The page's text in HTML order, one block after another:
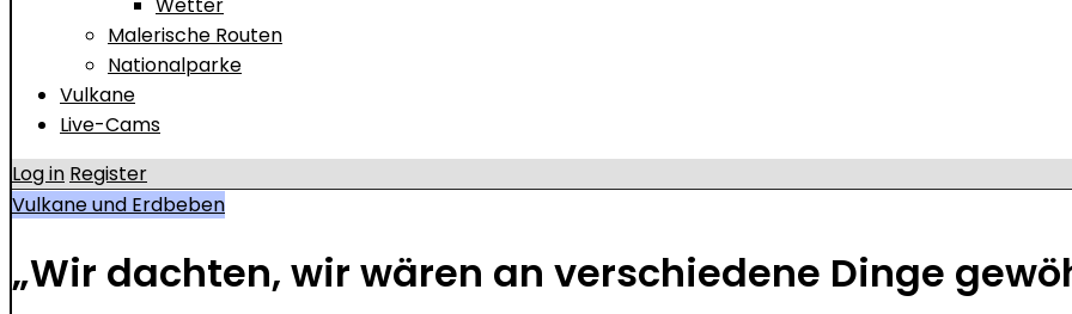
Malerische Routen
Nationalparke
Vulkane
Live-Cams
Log in Register
Vulkane und Erdbeben
„Wir dachten, wir wären an verschiedene Dinge